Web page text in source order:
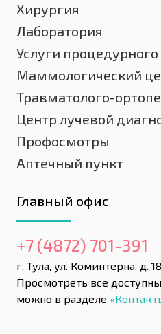
Хирургия
Лаборатория
Услуги
Маммологический
Травматолого-
Центр лучевой
Профосмотры
Аптечный пункт
Главный офис
+7 (4872) 701-391
г. Тула, ул. Коминтерна, д.
Просмотреть все
можно в разделе